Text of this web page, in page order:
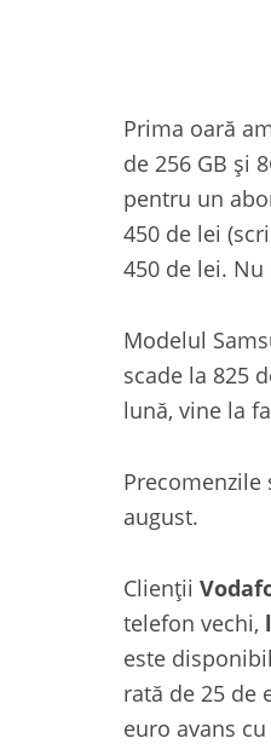
Prima oară
de 256 GB și
pentru un
450 de lei
450 de lei.
Modelul
scade la 825
lună, vine la
august.
Clienții
telefon vechi,
este
rată de 25 de
euro avans